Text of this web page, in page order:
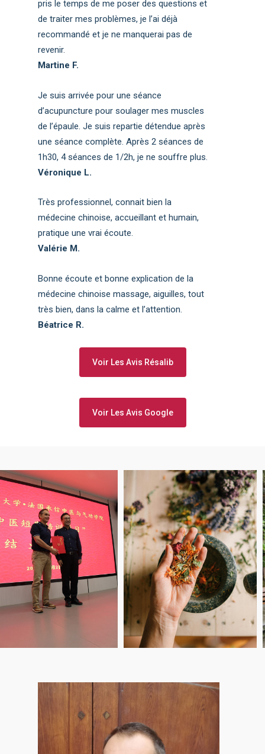
pris le temps de me poser des questions et
de traiter mes problèmes, je l’ai déjà
recommandé et je ne manquerai pas de
revenir.
Martine F.
Je suis arrivée pour une séance
d’acupuncture pour soulager mes muscles
de l’épaule. Je suis repartie détendue après
une séance complète. Après 2 séances de
1h30, 4 séances de 1/2h, je ne souffre plus.
Véronique L.
Très professionnel, connait bien la
médecine chinoise, accueillant et humain,
pratique une vrai écoute.
Valérie M.
Bonne écoute et bonne explication de la
médecine chinoise massage, aiguilles, tout
très bien, dans la calme et l’attention.
Béatrice R.
Voir Les Avis Résalib
Voir Les Avis Google